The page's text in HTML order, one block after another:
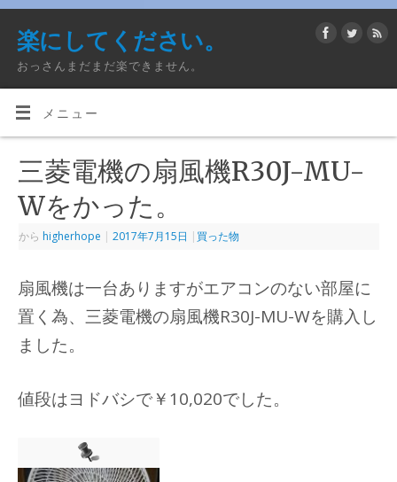
楽にしてください。
おっさんまだまだ楽できません。
メニュー
三菱電機の扇風機R30J-MU-
Wをかった。
から higherhope | 2017年7月15日 | 買った物
扇風機は一台ありますがエアコンのない部屋に
置く為、三菱電機の扇風機R30J-MU-Wを購入し
ました。
値段はヨドバシで￥10,020でした。